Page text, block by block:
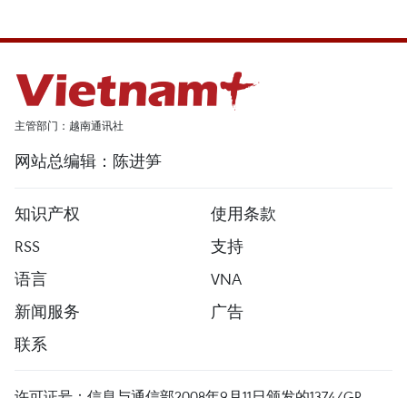
主管部门：越南通讯社
网站总编辑：陈进笋
知识产权
使用条款
RSS
支持
语言
VNA
新闻服务
广告
联系